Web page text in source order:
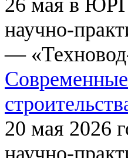
научно-
—
20 мая 2026
научно-